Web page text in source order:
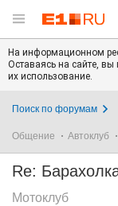
На информационном
Оставаясь на сайте, вы
их использование.
Поиск по форумам
Общение Автоклуб
Re:
Мотоклуб